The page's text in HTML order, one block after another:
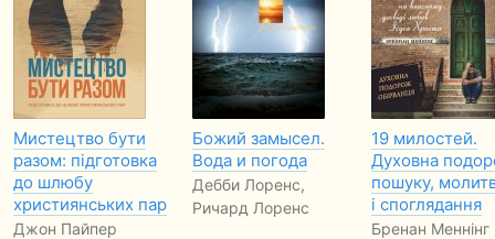
Мистецтво бути
разом: підготовка
до шлюбу
християнських пар
Джон Пайпер
Божий замысел.
Вода и погода
Дебби Лоренс,
Ричард Лоренс
19 милостей.
Духовна
пошуку,
і споглядання
Бренан Меннінг